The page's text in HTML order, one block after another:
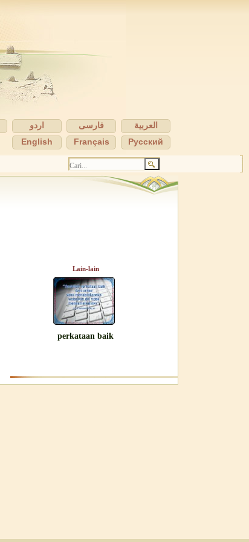
العربية فارسی اردو
Pусский
Français
English
Lain-lain
perkataan baik